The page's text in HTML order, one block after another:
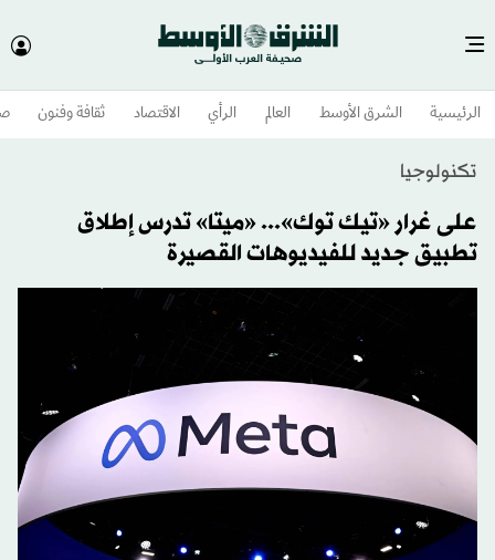
الرئيسية الشرق الأوسط​ العالم الرأي الاقتصاد ثقافة وفنون
تكنولوجيا
على غرار «تيك توك»... «ميتا» تدرس إطلاق
تطبيق جديد للفيديوهات القصيرة